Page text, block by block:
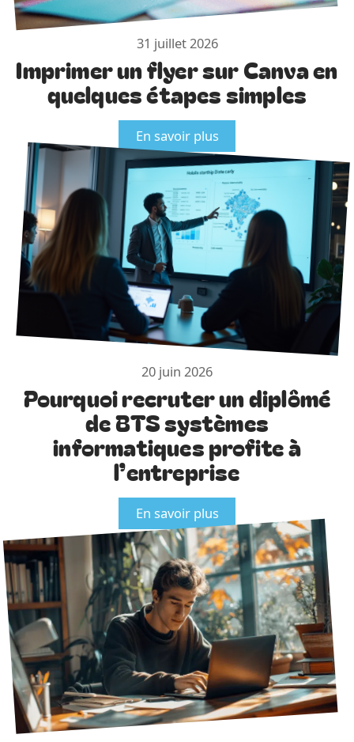
31 juillet 2026
Imprimer un flyer sur Canva en
quelques étapes simples
En savoir plus
20 juin 2026
Pourquoi recruter un diplômé
de BTS systèmes
informatiques profite à
l’entreprise
En savoir plus